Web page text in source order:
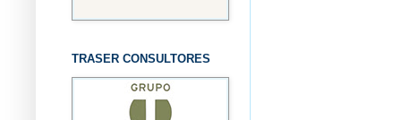
TRASER CONSULTORES